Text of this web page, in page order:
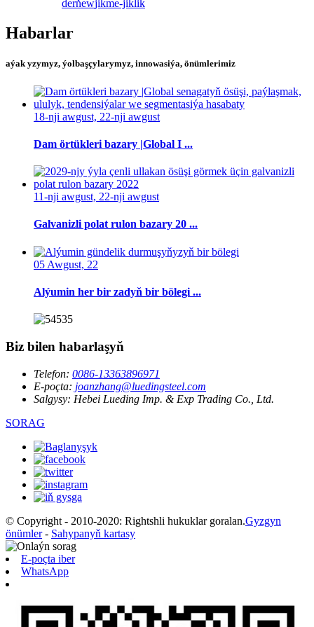
derňewjikme-jiklik
Habarlar
aýak yzymyz, ýolbaşçylarymyz, innowasiýa, önümlerimiz
18-nji awgust, 22-nji awgust
Dam örtükleri bazary |Global I ...
11-nji awgust, 22-nji awgust
Galvanizli polat rulon bazary 20 ...
05 Awgust, 22
Alýumin her bir zadyň bir bölegi ...
Biz bilen habarlaşyň
Telefon: 0086-13363896971
E-poçta: joanzhang@luedingsteel.com
Salgysy: Hebei Lueding Imp. & Exp Trading Co., Ltd.
SORAG
© Copyright - 2010-2020: Rightshli hukuklar goralan.Gyzgyn
önümler- Sahypanyň kartasy
E-poçta iber
WhatsApp